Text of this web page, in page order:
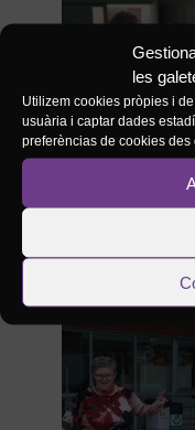
les
Utilizem cookies pròpies i
usuària i captar dades
preferèncias de cookies